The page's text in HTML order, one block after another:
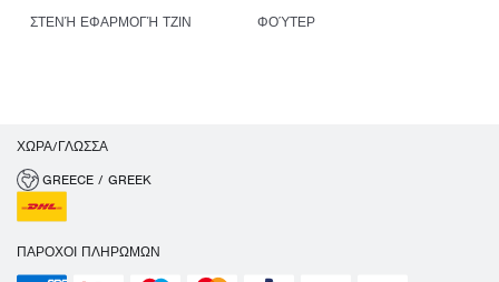
ΣΤΕΝΉ ΕΦΑΡΜΟΓΉ ΤΖΙΝ
ΦΟΎΤΕΡ
ΧΏΡΑ/ΓΛΏΣΣΑ
GREECE / GREEK
ΠΆΡΟΧΟΙ ΠΛΗΡΩΜΏΝ